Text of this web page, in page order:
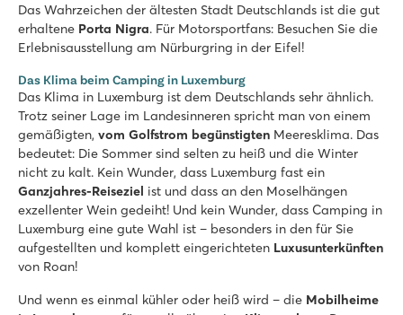
Das Wahrzeichen der ältesten Stadt Deutschlands ist die gut
erhaltene Porta Nigra. Für Motorsportfans: Besuchen Sie die
Erlebnisausstellung am Nürburgring in der Eifel!
Das Klima beim Camping in Luxemburg
Das Klima in Luxemburg ist dem Deutschlands sehr ähnlich.
Trotz seiner Lage im Landesinneren spricht man von einem
gemäßigten, vom Golfstrom begünstigten Meeresklima. Das
bedeutet: Die Sommer sind selten zu heiß und die Winter
nicht zu kalt. Kein Wunder, dass Luxemburg fast ein
Ganzjahres-Reiseziel ist und dass an den Moselhängen
exzellenter Wein gedeiht! Und kein Wunder, dass Camping in
Luxemburg eine gute Wahl ist – besonders in den für Sie
aufgestellten und komplett eingerichteten Luxusunterkünften
von Roan!
Und wenn es einmal kühler oder heiß wird – die Mobilheime